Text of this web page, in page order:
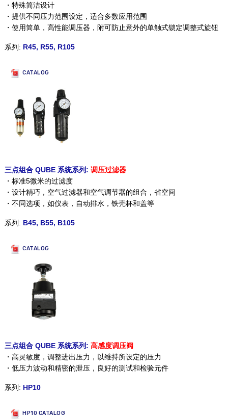
・特殊简洁设计
・提供不同压力范围设定，适合多数应用范围
・使用简单，高性能调压器，附可防止意外的单触式锁定调整式旋钮
系列: R45, R55, R105
CATALOG
三点组合 QUBE 系统系列:调压过滤器
・标准5微米的过滤度
・设计精巧，空气过滤器和空气调节器的组合，省空间
・不同选项，如仪表，自动排水，铁壳杯和盖等
系列: B45, B55, B105
CATALOG
三点组合 QUBE 系统系列:高感度调压阀
・高灵敏度，调整进出压力，以维持所设定的压力
・低压力波动和精密的泄压，良好的测试和检验元件
系列: HP10
HP10 CATALOG